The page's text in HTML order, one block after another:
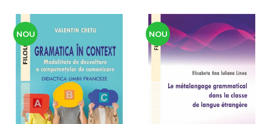
The state-citizen dialogue
in national and European
context
NOU NOU